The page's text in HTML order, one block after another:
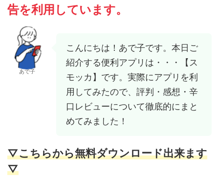
告を利用しています。
あで子
こんにちは！あで子です。本日ご
紹介する便利アプリは・・・【ス
モッカ】です。実際にアプリを利
用してみたので、評判・感想・辛
口レビューについて徹底的にまと
めてみました！
▽こちらから無料ダウンロード出来ます
▽